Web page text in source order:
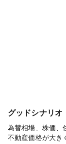
グッドシナリオ
為替相場、株価、
不動産価格が大き